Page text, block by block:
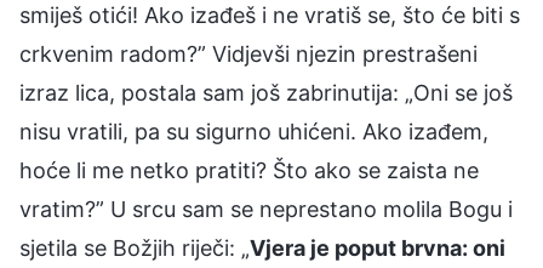
smiješ otići! Ako izađeš i ne vratiš se, što će biti s
crkvenim radom?” Vidjevši njezin prestrašeni
izraz lica, postala sam još zabrinutija: „Oni se još
nisu vratili, pa su sigurno uhićeni. Ako izađem,
hoće li me netko pratiti? Što ako se zaista ne
vratim?” U srcu sam se neprestano molila Bogu i
sjetila se Božjih riječi: „Vjera je poput brvna: oni